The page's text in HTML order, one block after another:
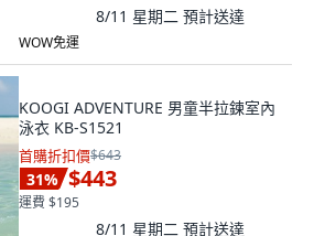
8/11 星期二 預計送達
WOW免運
KOOGI ADVENTURE 男童半拉鍊室內
泳衣 KB-S1521
首購折扣價$643
31% $443
運費 $195
8/11 星期二 預計送達